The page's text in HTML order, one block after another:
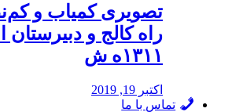
️تصویری کمیاب و
راه كالج و دبيرستان
۱۳۱۱ه ش
اکتبر 19, 2019
تماس با ما